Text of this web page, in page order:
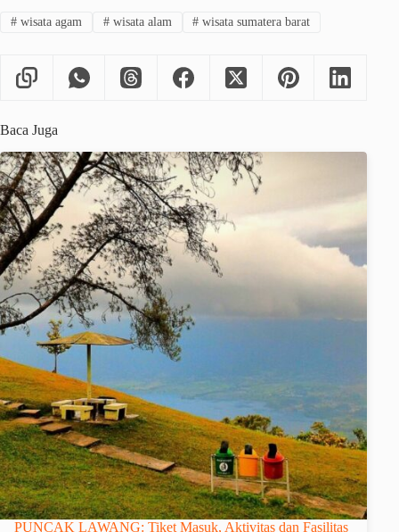
#wisata agam #wisata alam # wisata sumatera barat
Baca Juga
PUNCAK LAWANG: Tiket Masuk, Aktivitas dan Fasilitas